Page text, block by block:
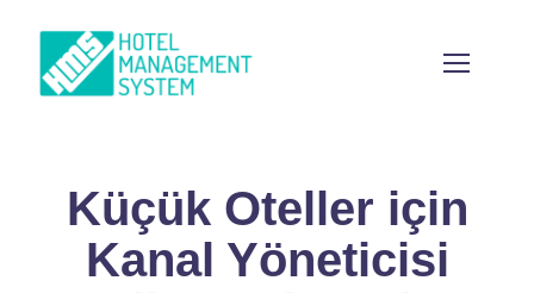
Küçük Oteller için
Kanal Yöneticisi